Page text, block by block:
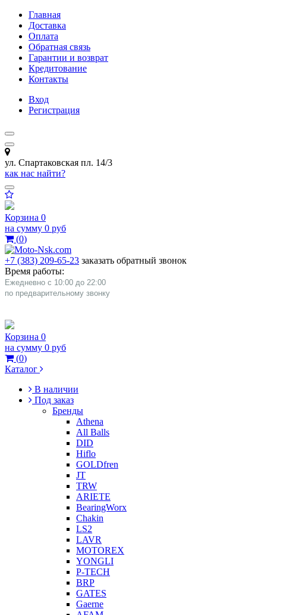
Главная
Доставка
Оплата
Обратная связь
Гарантии и возврат
Кредитование
Контакты
Вход
Регистрация
ул. Спартаковская пл. 14/3
как нас найти?
Корзина 0
на сумму 0 руб
(0)
+7 (383) 209-65-23 заказать обратный звонок
Время работы:
Ежедневно с 10:00 до 22:00
​по предварительному звонку
Корзина 0
на сумму 0 руб
(0)
Каталог
В наличии
Под заказ
Бренды
Athena
All Balls
DID
Hiflo
GOLDfren
JT
TRW
ARIETE
BearingWorx
Chakin
LS2
LAVR
MOTOREX
YONGLI
P-TECH
BRP
GATES
Gaerne